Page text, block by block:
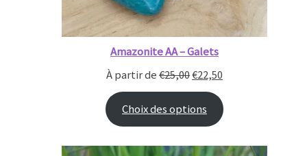
Amazonite AA – Galets
À partir de€25,00€22,50
Choix des options